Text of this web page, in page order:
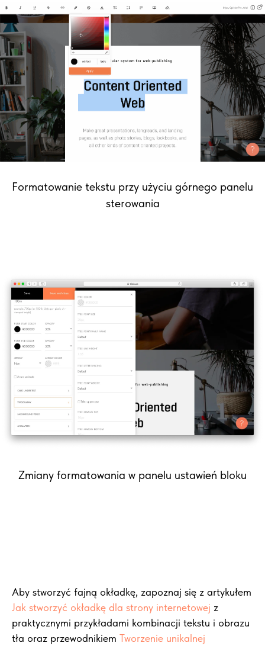
Formatowanie tekstu przy użyciu górnego panelu
sterowania
Zmiany formatowania w panelu ustawień bloku
Aby stworzyć fajną okładkę, zapoznaj się z artykułem
Jak stworzyć okładkę dla strony internetowej z
praktycznymi przykładami kombinacji tekstu i obrazu
tła oraz przewodnikiem Tworzenie unikalnej